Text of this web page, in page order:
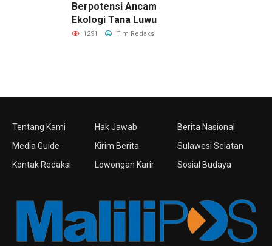
Berpotensi Ancam
Ekologi Tana Luwu
1291 Tim Redaksi
Tentang Kami
Media Guide
Kontak Redaksi
Hak Jawab
Kirim Berita
Lowongan Karir
Berita Nasional
Sulawesi Selatan
Sosial Budaya